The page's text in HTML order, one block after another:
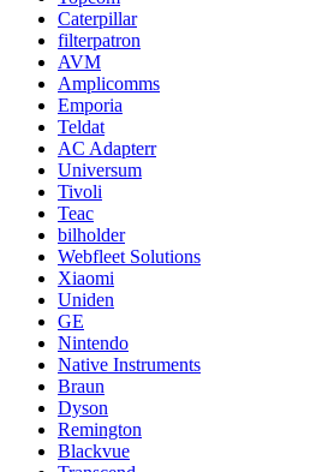
Caterpillar
filterpatron
AVM
Amplicomms
Emporia
Teldat
AC Adapterr
Universum
Tivoli
Teac
bilholder
Webfleet Solutions
Xiaomi
Uniden
GE
Nintendo
Native Instruments
Braun
Dyson
Remington
Blackvue